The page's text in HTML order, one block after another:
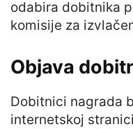
odabira dobitnika
komisije za
Objava
Dobitnici nagrada
internetskoj